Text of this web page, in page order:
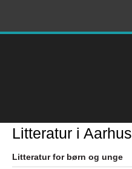
Litteratur i Aarhus
Litteratur for børn og unge